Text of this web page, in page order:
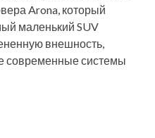
Arona, который
маленький SUV
внешность,
современные системы